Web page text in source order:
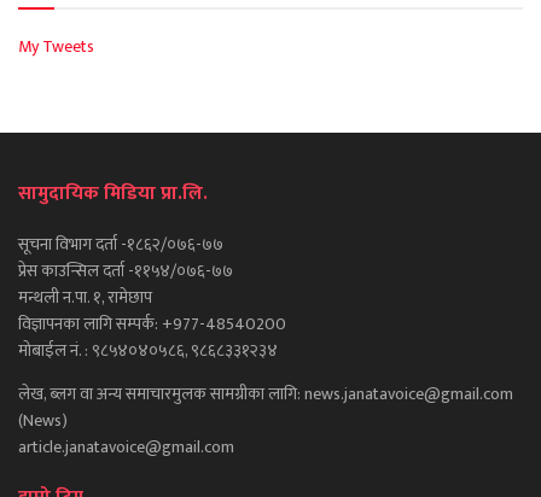
My Tweets
सामुदायिक मिडिया प्रा.लि.
सूचना विभाग दर्ता -१८६२/०७६-७७
प्रेस काउन्सिल दर्ता -११५४/०७६-७७
मन्थली न.पा. १, रामेछाप
विज्ञापनका लागि सम्पर्क: +977-48540200
मोबाईल नं. : ९८५४०४०५८६, ९८६८३३१२३४
लेख, ब्लग वा अन्य समाचारमुलक सामग्रीका लागि: news.janatavoice@gmail.com
(News)
article.janatavoice@gmail.com